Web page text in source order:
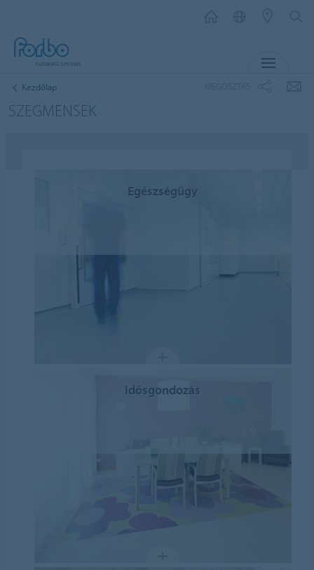
Kezdőlap
SZEGMENSEK
Egészségügy
Idősgondozás